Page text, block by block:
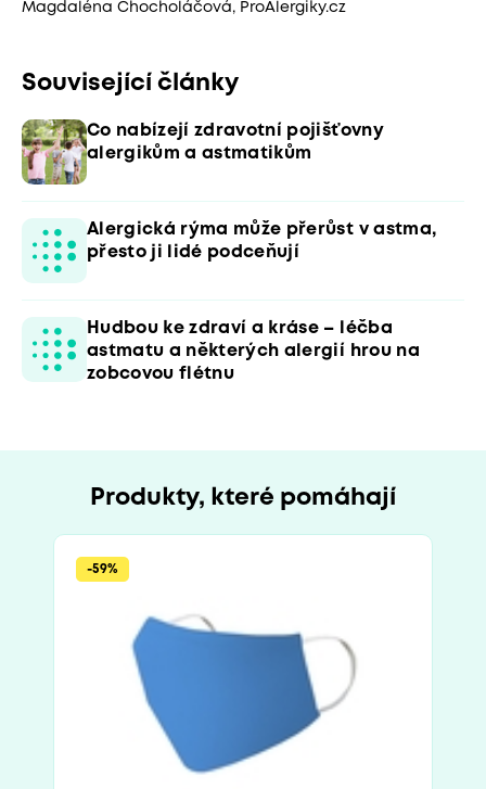
Magdaléna Chocholáčová, ProAlergiky.cz
Související články
Co nabízejí zdravotní pojišťovny
alergikům a astmatikům
Alergická rýma může přerůst v astma,
přesto ji lidé podceňují
Hudbou ke zdraví a kráse – léčba
astmatu a některých alergií hrou na
zobcovou flétnu
Produkty, které pomáhají
-59%